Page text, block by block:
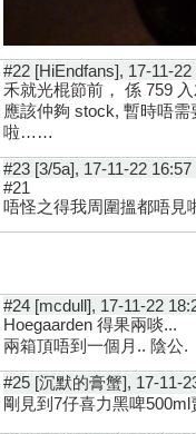
#22 [HiEndfans], 17-11-22
禾就光棍節前， 係 759
應該仲夠 stock, 暫時唔
啦……
#23 [3/5a], 17-11-22 16:57
#21
唔怪之得我周圍搵都唔見
#24 [mcdull], 17-11-22
Hoegaarden 得果兩啖...
兩箱頂唔到一個月.. 陰公.
#25 [沉默的膏蟹], 17-11-
剛見到7仔喜力黑啤500ml